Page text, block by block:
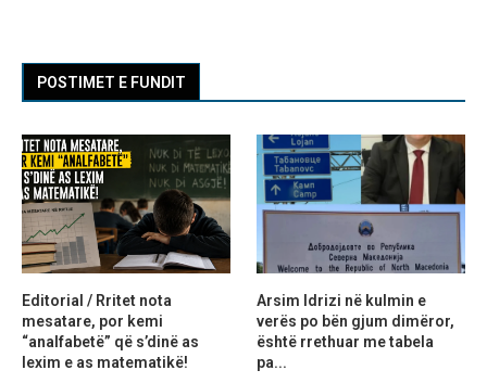
POSTIMET E FUNDIT
Editorial / Rritet nota
mesatare, por kemi
“analfabetë” që s’dinë as
lexim e as matematikë!
Arsim Idrizi në kulmin e
verës po bën gjum dimëror,
është rrethuar me tabela
pa...